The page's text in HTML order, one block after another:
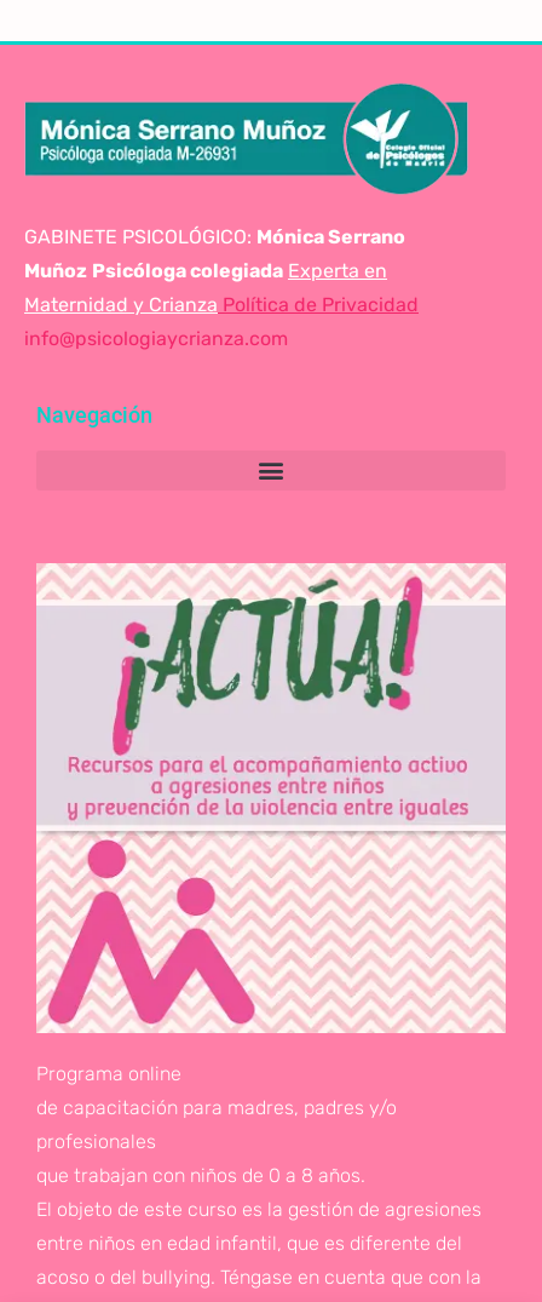
GABINETE PSICOLÓGICO: Mónica Serrano
Muñoz Psicóloga colegiada Experta en
Maternidad y Crianza Política de Privacidad
info@psicologiaycrianza.com
Navegación
Programa online
de capacitación para madres, padres y/o
profesionales
que trabajan con niños de 0 a 8 años.
El objeto de este curso es la gestión de agresiones
entre niños en edad infantil, que es diferente del
acoso o del bullying. Téngase en cuenta que con la